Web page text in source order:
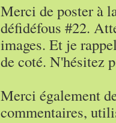
Merci de poster à
défidéfous #22.
images. Et je
de coté. N'hésitez
Merci également
commentaires,